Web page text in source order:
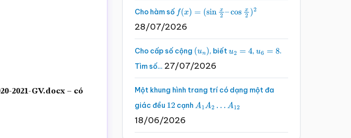
2021-GV.docx – có
Cho hàm số f(x)=(sinx2 –cosx2 )2
28/07/2026
Cho cấp số cộng (un), biếtu2 =4 , u6 =8
.
Tìm số… 27/07/2026
Một khung hình trang trí có dạng một đa
giác đều 12 cạnh A1A2…A 12
18/06/2026